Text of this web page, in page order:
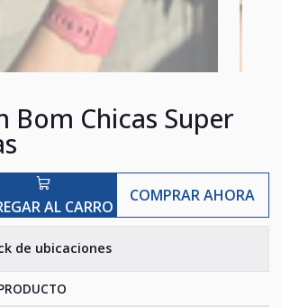
Bom Chicas Super
AL CARRO
COMPRAR AHORA
de ubicaciones